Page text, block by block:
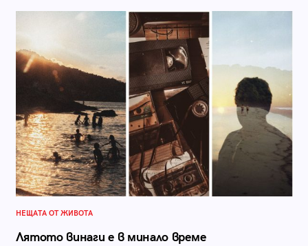
НЕЩАТА ОТ ЖИВОТА
Лятото винаги е в минало време